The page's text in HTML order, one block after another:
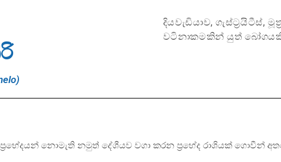
දියවැඩියාව, ගැස්ට්‍රයිටීස්,
වටිනාකමකින් යුත්
නොමැති නමුත් දේශීයව වගා කරන ප්‍රභේද රාශියක් ගොවීන්